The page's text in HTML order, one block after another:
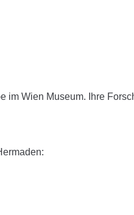
im Wien Museum. Ihre